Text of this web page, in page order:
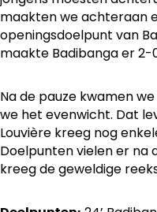
maakten we achteraan
openingsdoelpunt van
maakte Badibanga er 2-
Na de pauze kwamen
we het evenwicht. Dat
Louvière kreeg nog
Doelpunten vielen er na
kreeg de geweldige